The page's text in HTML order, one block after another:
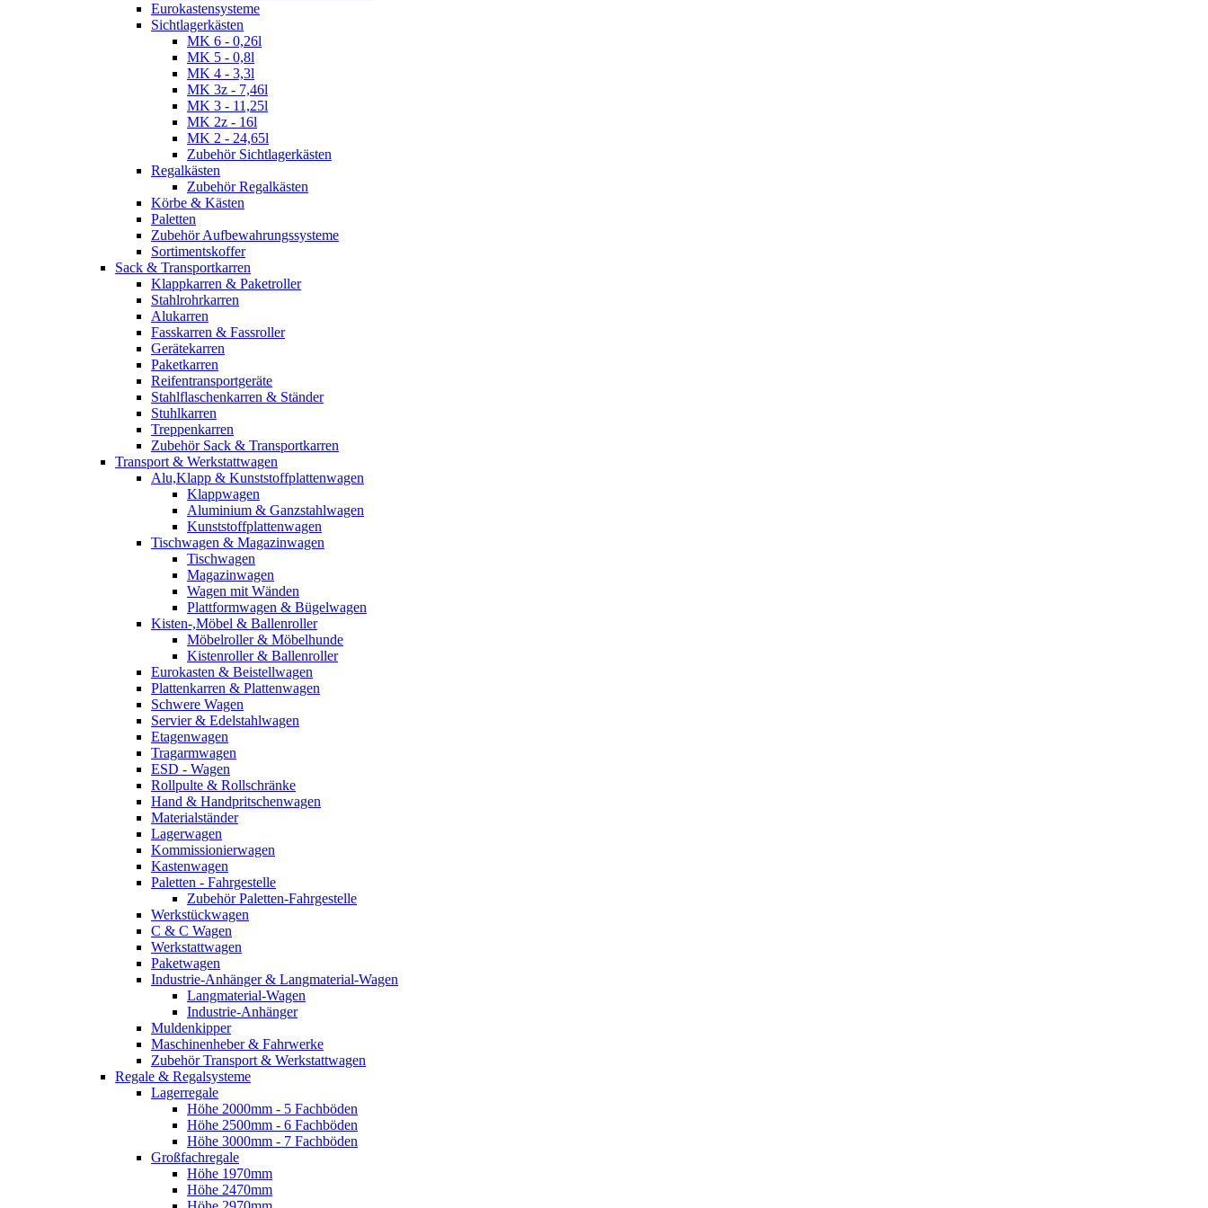
Eurokastensysteme
Sichtlagerkästen
MK 6 - 0,26l
MK 5 - 0,8l
MK 4 - 3,3l
MK 3z - 7,46l
MK 3 - 11,25l
MK 2z - 16l
MK 2 - 24,65l
Zubehör Sichtlagerkästen
Regalkästen
Zubehör Regalkästen
Körbe & Kästen
Paletten
Zubehör Aufbewahrungssysteme
Sortimentskoffer
Sack & Transportkarren
Klappkarren & Paketroller
Stahlrohrkarren
Alukarren
Fasskarren & Fassroller
Gerätekarren
Paketkarren
Reifentransportgeräte
Stahlflaschenkarren & Ständer
Stuhlkarren
Treppenkarren
Zubehör Sack & Transportkarren
Transport & Werkstattwagen
Alu,Klapp & Kunststoffplattenwagen
Klappwagen
Aluminium & Ganzstahlwagen
Kunststoffplattenwagen
Tischwagen & Magazinwagen
Tischwagen
Magazinwagen
Wagen mit Wänden
Plattformwagen & Bügelwagen
Kisten-,Möbel & Ballenroller
Möbelroller & Möbelhunde
Kistenroller & Ballenroller
Eurokasten & Beistellwagen
Plattenkarren & Plattenwagen
Schwere Wagen
Servier & Edelstahlwagen
Etagenwagen
Tragarmwagen
ESD - Wagen
Rollpulte & Rollschränke
Hand & Handpritschenwagen
Materialständer
Lagerwagen
Kommissionierwagen
Kastenwagen
Paletten - Fahrgestelle
Zubehör Paletten-Fahrgestelle
Werkstückwagen
C & C Wagen
Werkstattwagen
Paketwagen
Industrie-Anhänger & Langmaterial-Wagen
Langmaterial-Wagen
Industrie-Anhänger
Muldenkipper
Maschinenheber & Fahrwerke
Zubehör Transport & Werkstattwagen
Regale & Regalsysteme
Lagerregale
Höhe 2000mm - 5 Fachböden
Höhe 2500mm - 6 Fachböden
Höhe 3000mm - 7 Fachböden
Großfachregale
Höhe 1970mm
Höhe 2470mm